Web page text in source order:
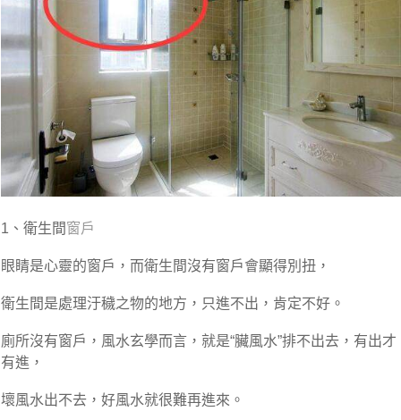
1、衛生間窗戶
眼睛是心靈的窗戶，而衛生間沒有窗戶會顯得別扭，
衛生間是處理汙穢之物的地方，只進不出，肯定不好。
廁所沒有窗戶，風水玄學而言，就是“臟風水”排不出去，有出才
有進，
壞風水出不去，好風水就很難再進來。